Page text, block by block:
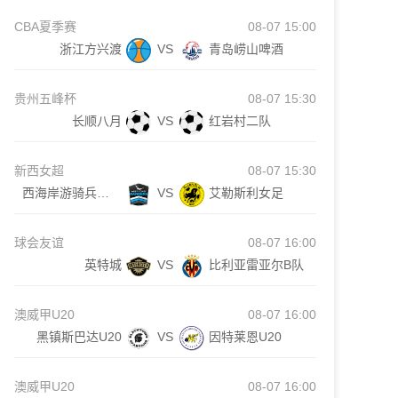
CBA夏季赛
08-07 15:00
浙江方兴渡
VS 青岛崂山啤酒
贵州五峰杯
08-07 15:30
长顺八月
VS 红岩村二队
新西女超
08-07 15:30
VS 艾勒斯利女足
球会友谊
08-07 16:00
英特城
VS 比利亚雷亚尔B队
澳威甲U20
08-07 16:00
黑镇斯巴达U20
VS 因特莱恩U20
澳威甲U20 08-07 16:00